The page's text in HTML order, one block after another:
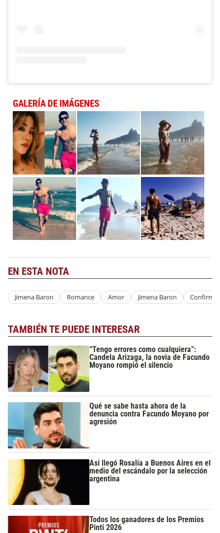
GALERÍA DE IMÁGENES
EN ESTA NOTA
Jimena Baron Romance Amor Jimena Baron
TAMBIÉN TE PUEDE INTERESAR
“Tengo errores como cualquiera”:
Candela Arizaga, la novia de Facundo
Moyano rompió el silencio
Qué se sabe hasta ahora de la
denuncia contra Facundo Moyano por
agresión
Así llegó Rosalía a Buenos Aires en el
medio del escándalo por la selección
argentina
Todos los ganadores de los Premios
Pinti 2026